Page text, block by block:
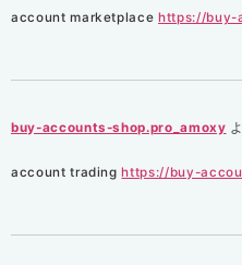
account marketplace https://buy-
buy-accounts-shop.pro_amoxy
account tradinghttps://buy-